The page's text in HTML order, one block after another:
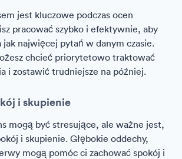
jest kluczowe podczas ocen
pracować szybko i efektywnie, aby
najwięcej pytań w danym czasie.
chcieć priorytetowo traktować
i zostawić trudniejsze na później.
i skupienie
mogą być stresujące, ale ważne jest,
i skupienie. Głębokie oddechy,
mogą pomóc ci zachować spokój i